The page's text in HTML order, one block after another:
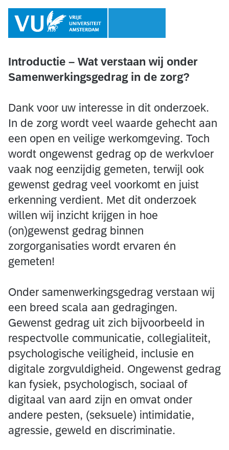
Introductie – Wat verstaan wij onder
Samenwerkingsgedrag in de zorg?
Dank voor uw interesse in dit onderzoek.
In de zorg wordt veel waarde gehecht aan
een open en veilige werkomgeving. Toch
wordt ongewenst gedrag op de werkvloer
vaak nog eenzijdig gemeten, terwijl ook
gewenst gedrag veel voorkomt en juist
erkenning verdient. Met dit onderzoek
willen wij inzicht krijgen in hoe
(on)gewenst gedrag binnen
zorgorganisaties wordt ervaren én
gemeten!
Onder samenwerkingsgedrag verstaan wij
een breed scala aan gedragingen.
Gewenst gedrag uit zich bijvoorbeeld in
respectvolle communicatie, collegialiteit,
psychologische veiligheid, inclusie en
digitale zorgvuldigheid. Ongewenst gedrag
kan fysiek, psychologisch, sociaal of
digitaal van aard zijn en omvat onder
andere pesten, (seksuele) intimidatie,
agressie, geweld en discriminatie.